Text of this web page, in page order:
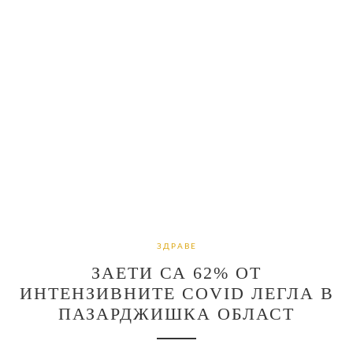
ЗДРАВЕ
ЗАЕТИ СА 62% ОТ
ИНТЕНЗИВНИТЕ COVID ЛЕГЛА В
ПАЗАРДЖИШКА ОБЛАСТ